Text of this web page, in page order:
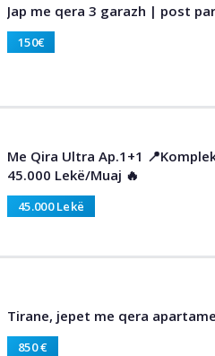
Jap me qera 3 garazh | post
150€
Me Qira Ultra Ap.1+1
45.000 Lekë/Muaj 🔥
45.000 Lekë
Tirane, jepet me qera
850 €